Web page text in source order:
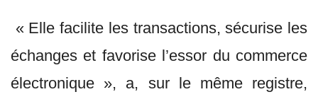
« Elle facilite les transactions, sécurise les
échanges et favorise l’essor du commerce
électronique », a, sur le même registre,